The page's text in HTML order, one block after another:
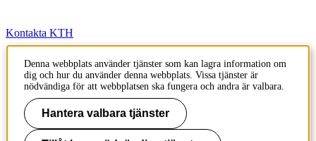
Kontakta KTH
Jobba på KTH
Press och media
Faktura och betalning KTH
Denna webbplats använder tjänster som kan lagra information om
dig och hur du använder denna webbplats. Vissa tjänster är
nödvändiga för att webbplatsen ska fungera och andra är valbara.
Hantera valbara tjänster